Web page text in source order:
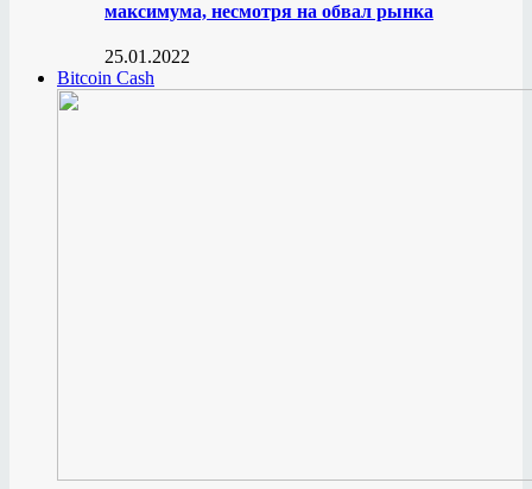
максимума, несмотря на обвал рынка
25.01.2022
Bitcoin Cash